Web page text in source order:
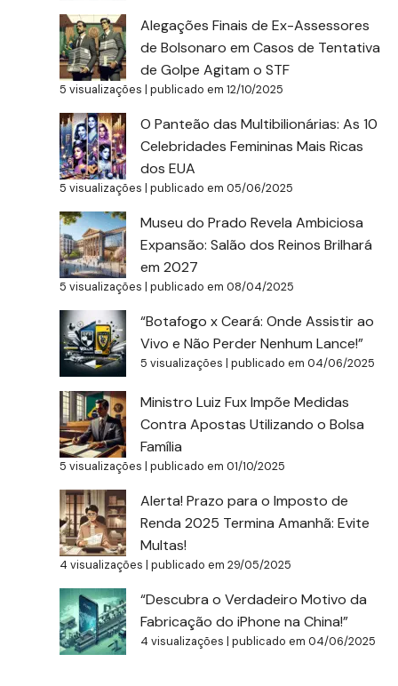
Alegações Finais de Ex-Assessores
de Bolsonaro em Casos de Tentativa
de Golpe Agitam o STF
5 visualizações |publicado em 12/10/2025
O Panteão das Multibilionárias: As 10
Celebridades Femininas Mais Ricas
dos EUA
5 visualizações |publicado em 05/06/2025
Museu do Prado Revela Ambiciosa
Expansão: Salão dos Reinos Brilhará
em 2027
5 visualizações |publicado em 08/04/2025
“Botafogo x Ceará: Onde Assistir ao
Vivo e Não Perder Nenhum Lance!”
5 visualizações |publicado em 04/06/2025
Ministro Luiz Fux Impõe Medidas
Contra Apostas Utilizando o Bolsa
Família
5 visualizações |publicado em 01/10/2025
Alerta! Prazo para o Imposto de
Renda 2025 Termina Amanhã: Evite
Multas!
4 visualizações |publicado em 29/05/2025
“Descubra o Verdadeiro Motivo da
Fabricação do iPhone na China!”
4 visualizações |publicado em 04/06/2025